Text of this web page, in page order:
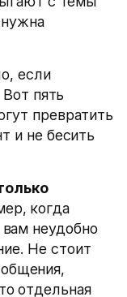
если
пять
превратить
и не бесить
когда
неудобно
Не стоит
отдельная